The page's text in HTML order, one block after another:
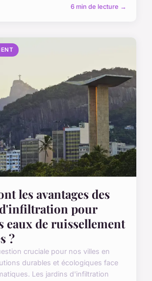
6 min de lecture →
les avantages des
pour
eaux de ruissellement
?
cruciale pour nos villes en
durables et écologiques face
Les jardins d'infiltration